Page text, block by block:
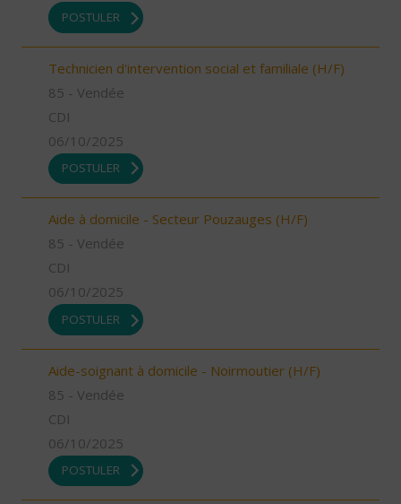
POSTULER
Technicien d'intervention social et familiale (H/F)
85 - Vendée
CDI
06/10/2025
POSTULER
Aide à domicile - Secteur Pouzauges (H/F)
85 - Vendée
CDI
06/10/2025
POSTULER
Aide-soignant à domicile - Noirmoutier (H/F)
85 - Vendée
CDI
06/10/2025
POSTULER